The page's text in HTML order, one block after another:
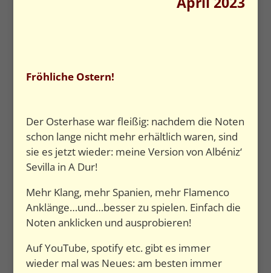
Fröhliche Ostern!
Der Osterhase war fleißig: nachdem die Noten
schon lange nicht mehr erhältlich waren, sind
sie es jetzt wieder: meine Version von Albéniz‘
Sevilla in A Dur!
Mehr Klang, mehr Spanien, mehr Flamenco
Anklänge…und…besser zu spielen. Einfach die
Noten anklicken und ausprobieren!
Auf YouTube, spotify etc. gibt es immer
wieder mal was Neues: am besten immer